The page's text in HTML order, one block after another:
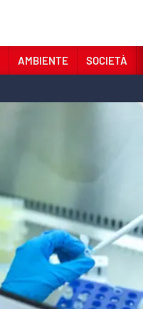
AMBIENTE SOCIETÀ